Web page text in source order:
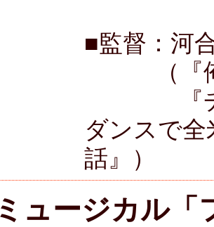
■監督：河
（『俺
『チア
ダンスで
話』）
ュージカル「